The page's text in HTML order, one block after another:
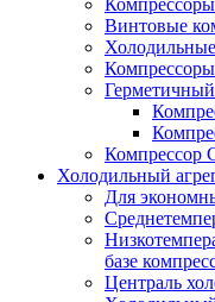
Винтовые
Компрессор
Холодильный
Для
базе
Централь